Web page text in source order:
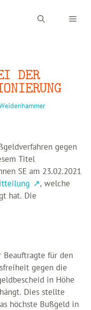
DER
gegen
Titel
SE am 23.02.2021
, welche
hat. Die
Beauftragte für den
gegen die
in Höhe
Dies stellte
höchste Bußgeld in